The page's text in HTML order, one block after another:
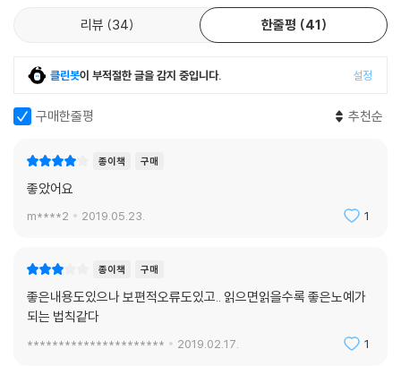
저자는 “일 자체가 인생의 목표가 되어서는 안 된다. 자신의 가치관으로 인
생을 살아가 자신을 좋아할 수 있어야 한다.”라고 말하고 있다. 이 책은 얼
핏 보면‘일하는 법의 교과서’ 같지만 본질적으로는‘새로운 삶의 방식에 관
한 자기계발서’이다. 사회가 강요하는 가치관이 아닌 자신의 가치관을 중
시하고 자신이 하고 싶은 것, 잘하는 것을 소중히 여길 수 있어야 한다는 것
보다 자신감과 용기를 갖기 바라는 것이다. 부디 이 책을 다 읽을 무렵에는
긍정적인 동기부여가 끓어올라 자기 긍정감이 높아져 있기 바란다.
리뷰 34 한줄평 41
클린봇이 부적절한 글을 감지 중입니다. 설정
구매한줄평 추천순
종이책 구매
좋았어요
m****2 2019.05.23. 1
종이책 구매
좋은내용도있으나 보편적오류도있고.. 읽으면읽을수록 좋은노예가
되는 법칙같다
********************** 2019.02.17. 1